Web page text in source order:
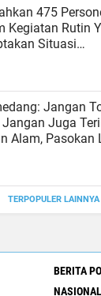
475
Kegiatan Rutin
Situasi
Aman dan
Jangan
Juga
Alam, Pasokan
TERPOPULER LAINNYA
BERITA
NASIONAL